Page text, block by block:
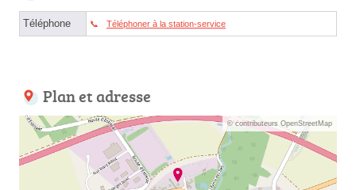
Téléphone Téléphoner à la station-service
Plan et adresse
© contributeurs OpenStreetMap